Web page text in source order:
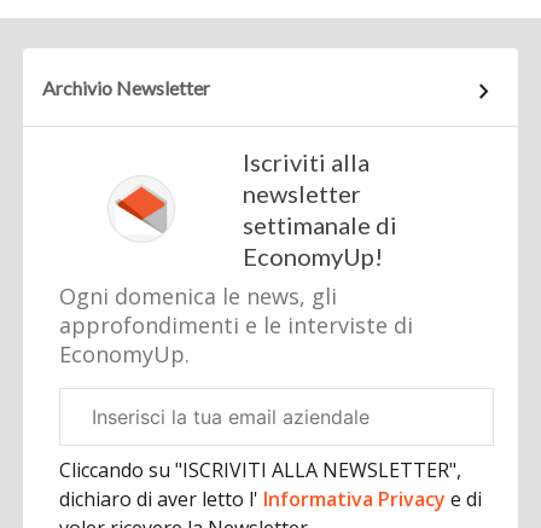
Archivio Newsletter
Iscriviti alla
newsletter
settimanale di
EconomyUp!
Ogni domenica le news, gli
approfondimenti e le interviste di
EconomyUp.
aziendale
Cliccando su "ISCRIVITI ALLA NEWSLETTER",
dichiaro di aver letto l' Informativa Privacye di